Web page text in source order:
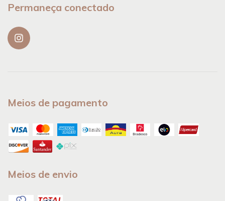
Permaneça conectado
Meios de pagamento
Meios de envio